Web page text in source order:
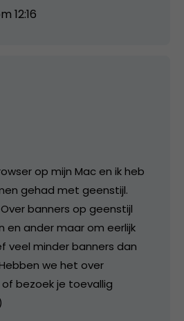
12:16
op mijn Mac en ik heb
gehad met geenstijl.
banners op geenstijl
en ander maar om eerlijk
veel minder banners dan
we het over
bezoek je toevallig